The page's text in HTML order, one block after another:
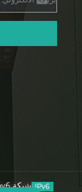
شبكة ipv6 المدعومة